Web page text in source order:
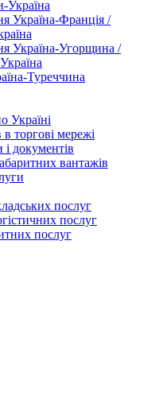
Україна
Україна-Франція /
Україна-Угорщина /
Туреччина
Україні
в торгові мережі
документів
вантажів
послуг
послуг
послуг